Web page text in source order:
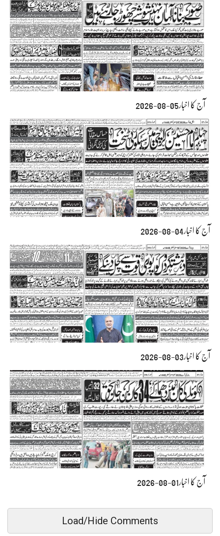
آج کا اخبار05-08-2026
آج کا اخبار04-08-2026
آج کا اخبار03-08-2026
آج کا اخبار01-08-2026
Load/Hide Comments